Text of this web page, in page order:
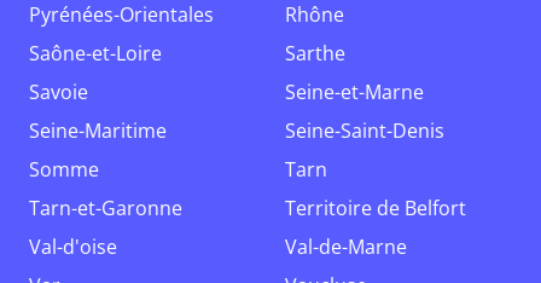
Pyrénées-Orientales
Rhône
Saône-et-Loire
Sarthe
Savoie
Seine-et-Marne
Seine-Maritime
Seine-Saint-Denis
Somme
Tarn
Tarn-et-Garonne
Territoire de Belfort
Val-d'oise
Val-de-Marne